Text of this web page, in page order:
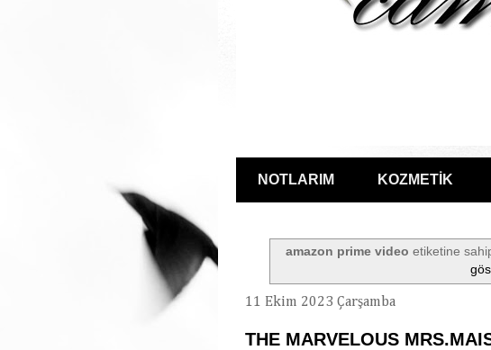
NOTLARIM KOZMETİK
amazon prime video etiketine
11 Ekim 2023 Çarşamba
THE MARVELOUS